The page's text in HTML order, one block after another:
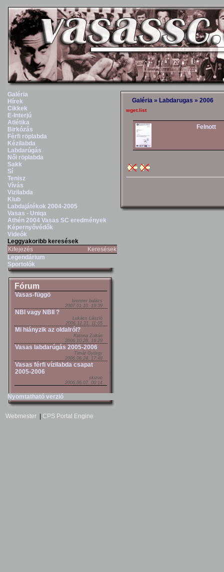
Galéria
Hírek
Cikkek
E-Interjú
Atlétika
Birkózás
Férfi röplabda
Kézilabda
Labdarúgás
Női röplabda
Sakk
Sí
Tenisz
Vívás
Vizilabda
Klub
Labdajátékok 2004-2005
Vasas - Uniqa
Athén 2004 Vasas SC eredmények
Képernyővédők
Videók
Leggyakoribb keresések
Kifejezés
Keresések
Legendárium
Sportolók
Fórum
Vasas-függö
brenner balázs
2007.01.10. 19:39
NBI vagy NBII ?
Lukács László
2006.12.21. 11:05
Mi hiányzik az oldalról?
Katona Zoltán
2006.10.28. 19:29
Vasas labdarúgás 2005-2006
Timár György
2006.06.24. 17:48
Vasas férfi vízilabda csapat
2005-2006
skizoo
2006.06.07. 00:14
Nyomtatható verzió
Galéria » Labdarugas » 2006
wget.list
Felnott
Webmester CPS Portal Engine